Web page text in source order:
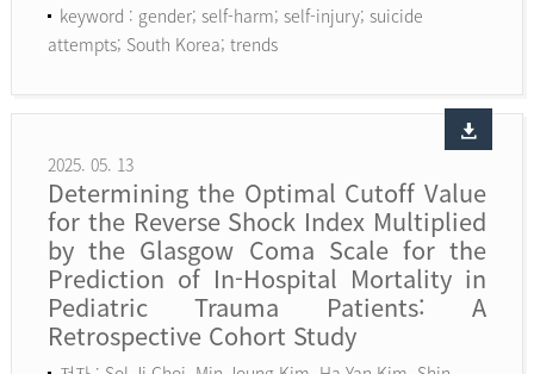
keyword : gender; self-harm; self-injury; suicide
attempts; South Korea; trends
2025. 05. 13
Determining the Optimal Cutoff Value
for the Reverse Shock Index Multiplied
by the Glasgow Coma Scale for the
Prediction of In-Hospital Mortality in
Pediatric Trauma Patients: A
Retrospective Cohort Study